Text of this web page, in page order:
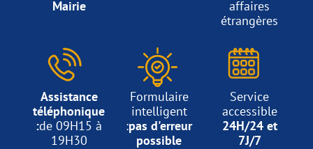
Mairie
affaires
étrangères
Assistance
téléphonique
:de 09H15 à
19H30
Formulaire
intelligent
:pas d'erreur
possible
Service
accessible
24H/24 et
7J/7